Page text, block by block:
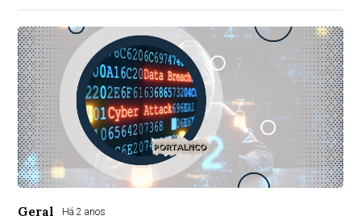
Geral Há 2 anos